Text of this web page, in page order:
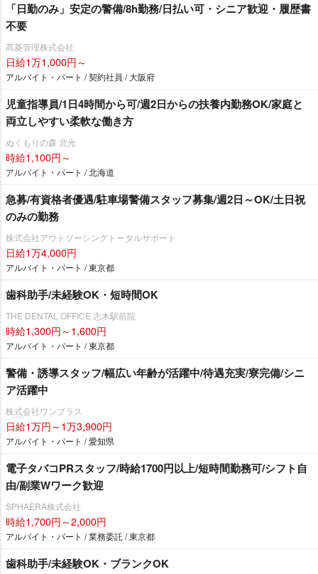
「日勤のみ」安定の警備/8h勤務/日払い可・シニア歓迎・履歴書
不要
髙菱管理株式会社
日給1万1,000円～
アルバイト・パート / 契約社員 / 大阪府
児童指導員/1日4時間から可/週2日からの扶養内勤務OK/家庭と
両立しやすい柔軟な働き方
ぬくもりの森 北光
時給1,100円～
アルバイト・パート / 北海道
急募/有資格者優遇/駐車場警備スタッフ募集/週2日～OK/土日祝
のみの勤務
株式会社アウトソーシングトータルサポート
日給1万4,000円
アルバイト・パート / 東京都
歯科助手/未経験OK・短時間OK
THE DENTAL OFFICE 志木駅前院
時給1,300円～1,600円
アルバイト・パート / 東京都
警備・誘導スタッフ/幅広い年齢が活躍中/待遇充実/寮完備/シニ
ア活躍中
株式会社ワンプラス
日給1万円～1万3,900円
アルバイト・パート / 愛知県
電子タバコPRスタッフ/時給1700円以上/短時間勤務可/シフト自
由/副業Wワーク歓迎
SPHAERA株式会社
時給1,700円～2,000円
アルバイト・パート / 業務委託 / 東京都
歯科助手/未経験OK・ブランクOK